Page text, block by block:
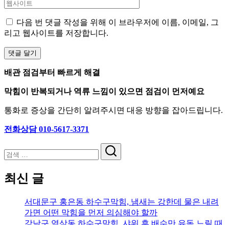
다음 번 댓글 작성을 위해 이 브라우저에 이름, 이메일, 그
리고 웹사이트를 저장합니다.
배관 점검부터 빠르게 해결
막힘이 반복되거나 역류 느낌이 있으면 점검이 먼저예요
통화로 증상을 간단히 알려주시면 대응 방향을 잡아드립니다.
전화상담 010-5617-3371
검
최신 글
서대문구 홍은동 하수구막힘, 냄새는 강한데 물은 내려
가면 어떤 막힘을 먼저 의심해야 할까
강남구 역삼동 하수구막힘, 샤워 후 배수만 유독 느릴 때